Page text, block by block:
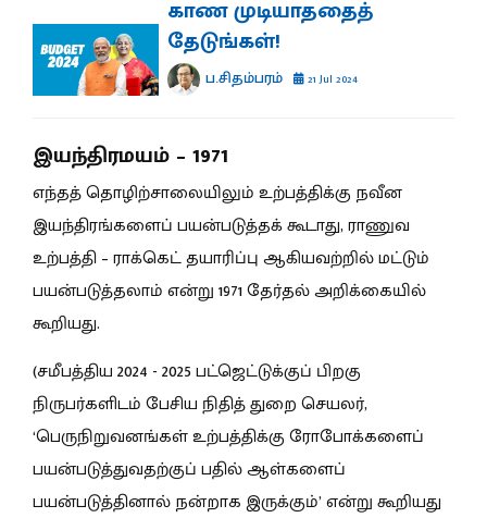
காண முடியாததைத்
தேடுங்கள்!
ப.சிதம்பரம் 21 Jul 2024
இயந்திரமயம் – 1971
எந்தத் தொழிற்சாலையிலும் உற்பத்திக்கு நவீன
இயந்திரங்களைப் பயன்படுத்தக் கூடாது, ராணுவ
உற்பத்தி – ராக்கெட் தயாரிப்பு ஆகியவற்றில் மட்டும்
பயன்படுத்தலாம் என்று 1971 தேர்தல் அறிக்கையில்
கூறியது.
(சமீபத்திய 2024 - 2025 பட்ஜெட்டுக்குப் பிறகு
நிருபர்களிடம் பேசிய நிதித் துறை செயலர்,
‘பெருநிறுவனங்கள் உற்பத்திக்கு ரோபோக்களைப்
பயன்படுத்துவதற்குப் பதில் ஆள்களைப்
பயன்படுத்தினால் நன்றாக இருக்கும்’ என்று கூறியது